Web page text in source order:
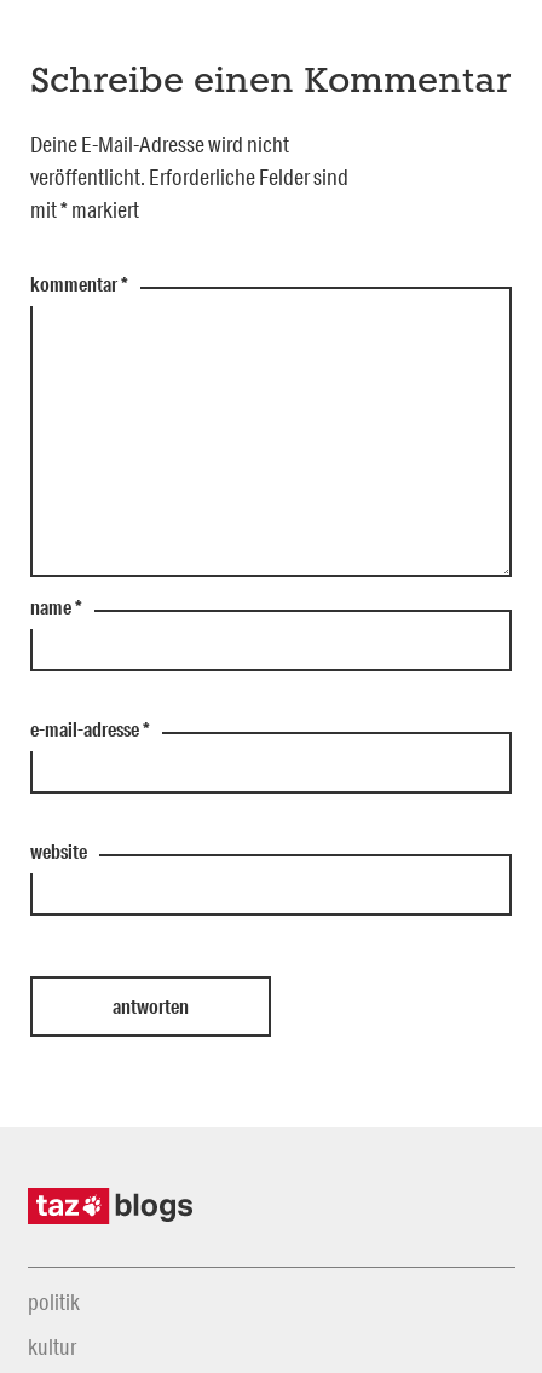
Schreibe einen Kommentar
Deine E-Mail-Adresse wird nicht
veröffentlicht. Erforderliche Felder sind
mit*markiert
kommentar*
name*
e-mail-adresse*
website
politik
kultur